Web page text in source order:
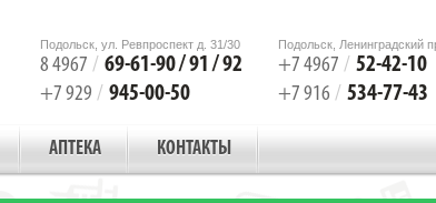
Подольск, ул. Ревпроспект д. 31/30
8 4967 / 69-61-90 / 91 / 92
+7 929 / 945-00-50
Подольск, Ленинградский
+7 4967 / 52-42-10
+7 916 / 534-77-43
АПТЕКА КОНТАКТЫ